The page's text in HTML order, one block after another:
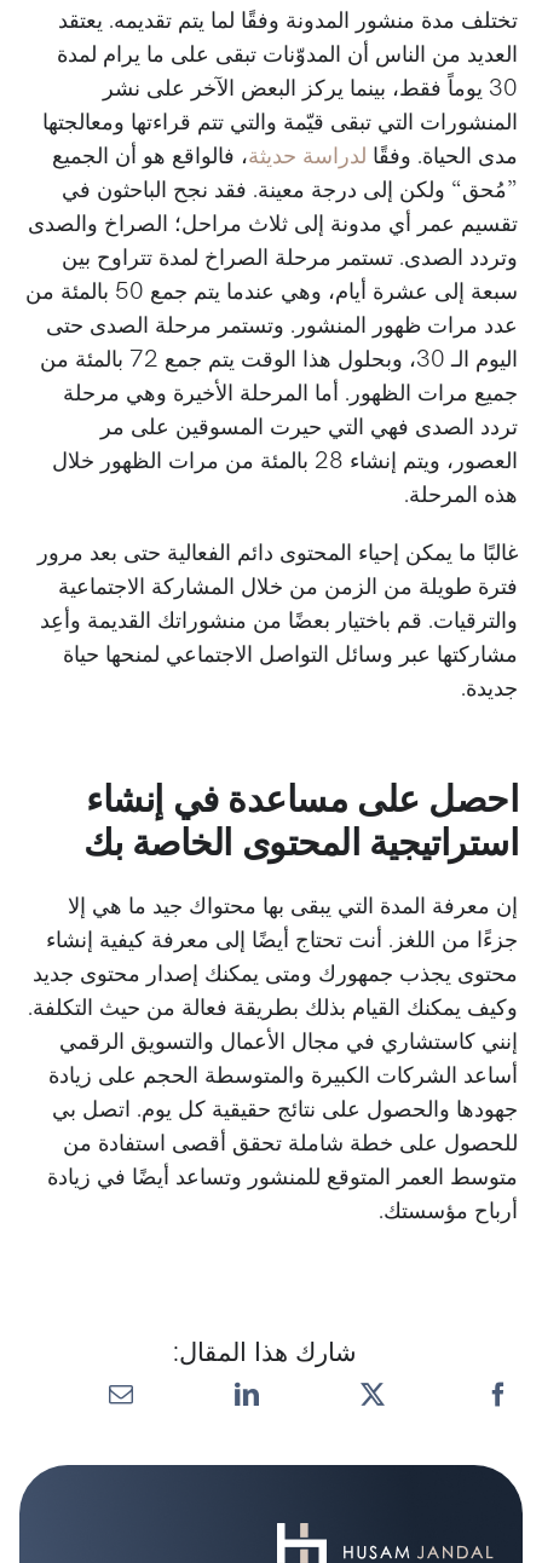
تختلف مدة منشور المدونة وفقًا لما يتم تقديمه. يعتقد
العديد من الناس أن المدوّنات تبقى على ما يرام لمدة
30 يوماً فقط، بينما يركز البعض الآخر على نشر
المنشورات التي تبقى قيّمة والتي تتم قراءتها ومعالجتها
مدى الحياة. وفقًا لدراسة حديثة، فالواقع هو أن الجميع
”مُحق“ ولكن إلى درجة معينة. فقد نجح الباحثون في
تقسيم عمر أي مدونة إلى ثلاث مراحل؛ الصراخ والصدى
وتردد الصدى. تستمر مرحلة الصراخ لمدة تتراوح بين
سبعة إلى عشرة أيام، وهي عندما يتم جمع 50 بالمئة من
عدد مرات ظهور المنشور. وتستمر مرحلة الصدى حتى
اليوم الـ 30، وبحلول هذا الوقت يتم جمع 72 بالمئة من
جميع مرات الظهور. أما المرحلة الأخيرة وهي مرحلة
تردد الصدى فهي التي حيرت المسوقين على مر
العصور، ويتم إنشاء 28 بالمئة من مرات الظهور خلال
هذه المرحلة.
غالبًا ما يمكن إحياء المحتوى دائم الفعالية حتى بعد مرور
فترة طويلة من الزمن من خلال المشاركة الاجتماعية
والترقيات. قم باختيار بعضًا من منشوراتك القديمة وأعِد
مشاركتها عبر وسائل التواصل الاجتماعي لمنحها حياة
جديدة.
احصل على مساعدة في إنشاء
استراتيجية المحتوى الخاصة بك
إن معرفة المدة التي يبقى بها محتواك جيد ما هي إلا
جزءًا من اللغز. أنت تحتاج أيضًا إلى معرفة كيفية إنشاء
محتوى يجذب جمهورك ومتى يمكنك إصدار محتوى جديد
وكيف يمكنك القيام بذلك بطريقة فعالة من حيث التكلفة.
إنني كاستشاري في مجال الأعمال والتسويق الرقمي
أساعد الشركات الكبيرة والمتوسطة الحجم على زيادة
جهودها والحصول على نتائج حقيقية كل يوم. اتصل بي
للحصول على خطة شاملة تحقق أقصى استفادة من
متوسط العمر المتوقع للمنشور وتساعد أيضًا في زيادة
أرباح مؤسستك.
شارك هذا المقال: